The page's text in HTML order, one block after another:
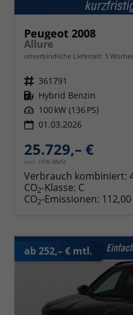
Peugeot 2008
Allure
unverbindliche Lieferzeit: 5
Fahrzeugnr. 361791
Kraftstoff Hybrid Benzin
Leistung 100 kW (136 PS)
01.03.2026
25.729,– €
incl. 19% MwSt.
Verbrauch kombiniert:
CO2-Klasse: C
CO2-Emissionen:
ab 252,– € mtl.